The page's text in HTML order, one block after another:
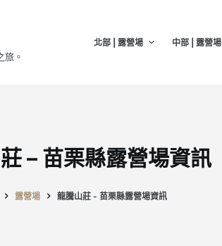
旅。
北部 | 露營場 中部 | 露營場
– 苗栗縣露營場資訊
露營場 龍騰山莊 - 苗栗縣露營場資訊